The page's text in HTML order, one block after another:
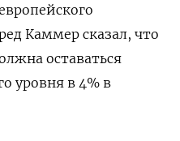
Каммер сказал, что
оставаться
уровня в 4% в